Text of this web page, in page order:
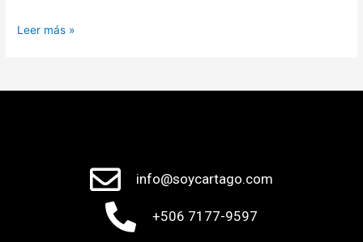
Leer más »
info@soycartago.com
+506 7177-9597